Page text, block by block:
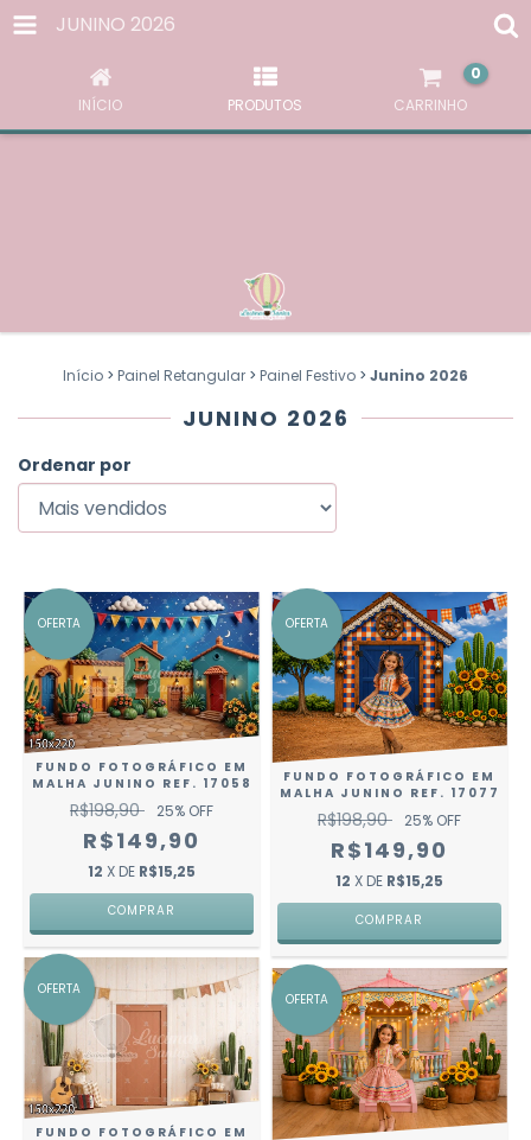
JUNINO 2026
INÍCIO PRODUTOS CARRINHO
0
AO NAVEGAR POR ESTE SITE
ENTENDI
Início > Painel Retangular > Painel Festivo > Junino 2026
JUNINO 2026
Ordenar por
OFERTA
FUNDO FOTOGRÁFICO EM
MALHA JUNINO REF. 17058
R$198,90 25% OFF
R$149,90
12 X DE R$15,25
COMPRAR
OFERTA
FUNDO FOTOGRÁFICO EM
MALHA JUNINO REF. 17077
R$198,90 25% OFF
R$149,90
12 X DE R$15,25
COMPRAR
OFERTA
FUNDO FOTOGRÁFICO EM
OFERTA